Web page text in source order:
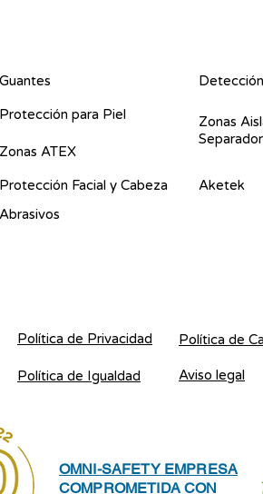
Guantes
Protección para Piel
Zonas ATEX
Protección Facial y Cabeza
Abrasivos
Zonas
Aketek
Política de
Política de Privacidad
Política de Igualdad Aviso legal
OMNI-SAFETY EMPRESA
COMPROMETIDA CON